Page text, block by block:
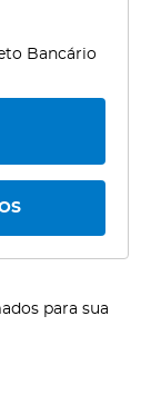
Bancário
para sua